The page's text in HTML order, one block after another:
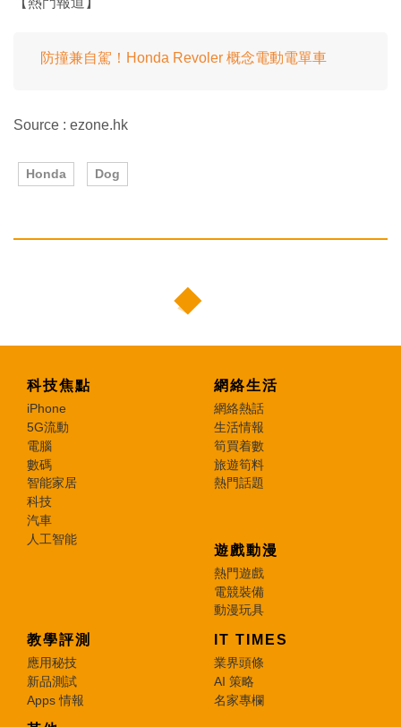
防撞兼自駕！Honda Revoler 概念電動電單車
Source : ezone.hk
Honda Dog
科技焦點
iPhone
5G流動
電腦
數碼
智能家居
科技
汽車
人工智能
網絡生活
網絡熱話
生活情報
筍買着數
旅遊筍料
熱門話題
遊戲動漫
熱門遊戲
電競裝備
動漫玩具
教學評測
應用秘技
新品測試
Apps 情報
IT TIMES
業界頭條
AI 策略
名家專欄